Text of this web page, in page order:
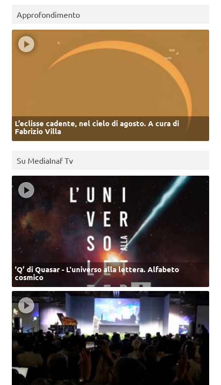
Approfondimento
L’eclisse cadente, nel cielo di agosto. A cura di
Fabrizio Villa
Su MediaInaf Tv
‘Q’ di Quasar - L'universo alla lettera. Alfabeto
cosmico